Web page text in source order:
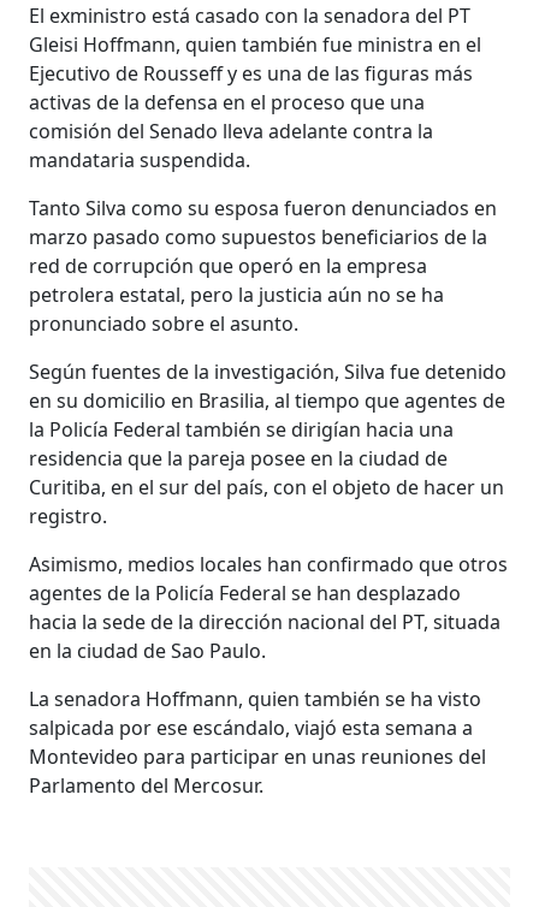
El exministro está casado con la senadora del PT
Gleisi Hoffmann, quien también fue ministra en el
Ejecutivo de Rousseff y es una de las figuras más
activas de la defensa en el proceso que una
comisión del Senado lleva adelante contra la
mandataria suspendida.
Tanto Silva como su esposa fueron denunciados en
marzo pasado como supuestos beneficiarios de la
red de corrupción que operó en la empresa
petrolera estatal, pero la justicia aún no se ha
pronunciado sobre el asunto.
Según fuentes de la investigación, Silva fue detenido
en su domicilio en Brasilia, al tiempo que agentes de
la Policía Federal también se dirigían hacia una
residencia que la pareja posee en la ciudad de
Curitiba, en el sur del país, con el objeto de hacer un
registro.
Asimismo, medios locales han confirmado que otros
agentes de la Policía Federal se han desplazado
hacia la sede de la dirección nacional del PT, situada
en la ciudad de Sao Paulo.
La senadora Hoffmann, quien también se ha visto
salpicada por ese escándalo, viajó esta semana a
Montevideo para participar en unas reuniones del
Parlamento del Mercosur.